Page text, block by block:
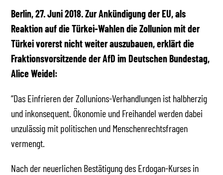
Berlin, 27. Juni 2018. Zur Ankündigung der EU, als
Reaktion auf die Türkei-Wahlen die Zollunion mit der
Türkei vorerst nicht weiter auszubauen, erklärt die
Fraktionsvorsitzende der AfD im Deutschen Bundestag,
Alice Weidel:
“Das Einfrieren der Zollunions-Verhandlungen ist halbherzig
und inkonsequent. Ökonomie und Freihandel werden dabei
unzulässig mit politischen und Menschenrechtsfragen
vermengt.
Nach der neuerlichen Bestätigung des Erdogan-Kurses in